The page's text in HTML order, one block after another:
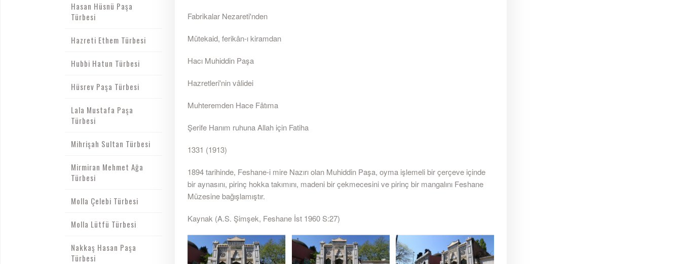
Hasan Hüsnü Paşa
Türbesi
Hazreti Ethem Türbesi
Hubbi Hatun Türbesi
Hüsrev Paşa Türbesi
Lala Mustafa Paşa
Türbesi
Mihrişah Sultan Türbesi
Mirmiran Mehmet Ağa
Türbesi
Molla Çelebi Türbesi
Molla Lütfü Türbesi
Nakkaş Hasan Paşa
Türbesi
Fabrikalar Nezareti'nden
Mütekaid, ferikân-ı kiramdan
Hacı Muhiddin Paşa
Hazretleri'nin vâlidei
Muhteremden Hace Fâtıma
Şerife Hanım ruhuna Allah için Fatiha
1331 (1913)
1894 tarihinde, Feshane-i mire Nazırı olan Muhiddin Paşa, oyma işlemeli bir çerçeve içinde
bir aynasını, pirinç hokka takımını, madeni bir çekmecesini ve pirinç bir mangalını Feshane
Müzesine bağışlamıştır.
Kaynak (A.S. Şimşek, Feshane İst 1960 S:27)